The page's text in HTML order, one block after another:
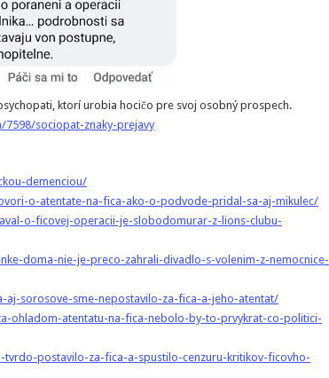
ktorí urobia hocičo pre svoj osobný prospech.
sociopat-znaky-prejavy
demenciou/
o-atentate-na-fica-ako-o-podvode-pridal-sa-aj-mikulec/
o-ficovej-operacii-je-slobodomurar-z-lions-clubu-
doma-nie-je-preco-zahrali-divadlo-s-volenim-z-nemocnice-
aj-sorosove-sme-nepostavilo-za-fica-a-jeho-atentat/
ohladom-atentatu-na-fica-nebolo-by-to-prvykrat-co-politici-
tvrdo-postavilo-za-fica-a-spustilo-cenzuru-kritikov-ficovho-